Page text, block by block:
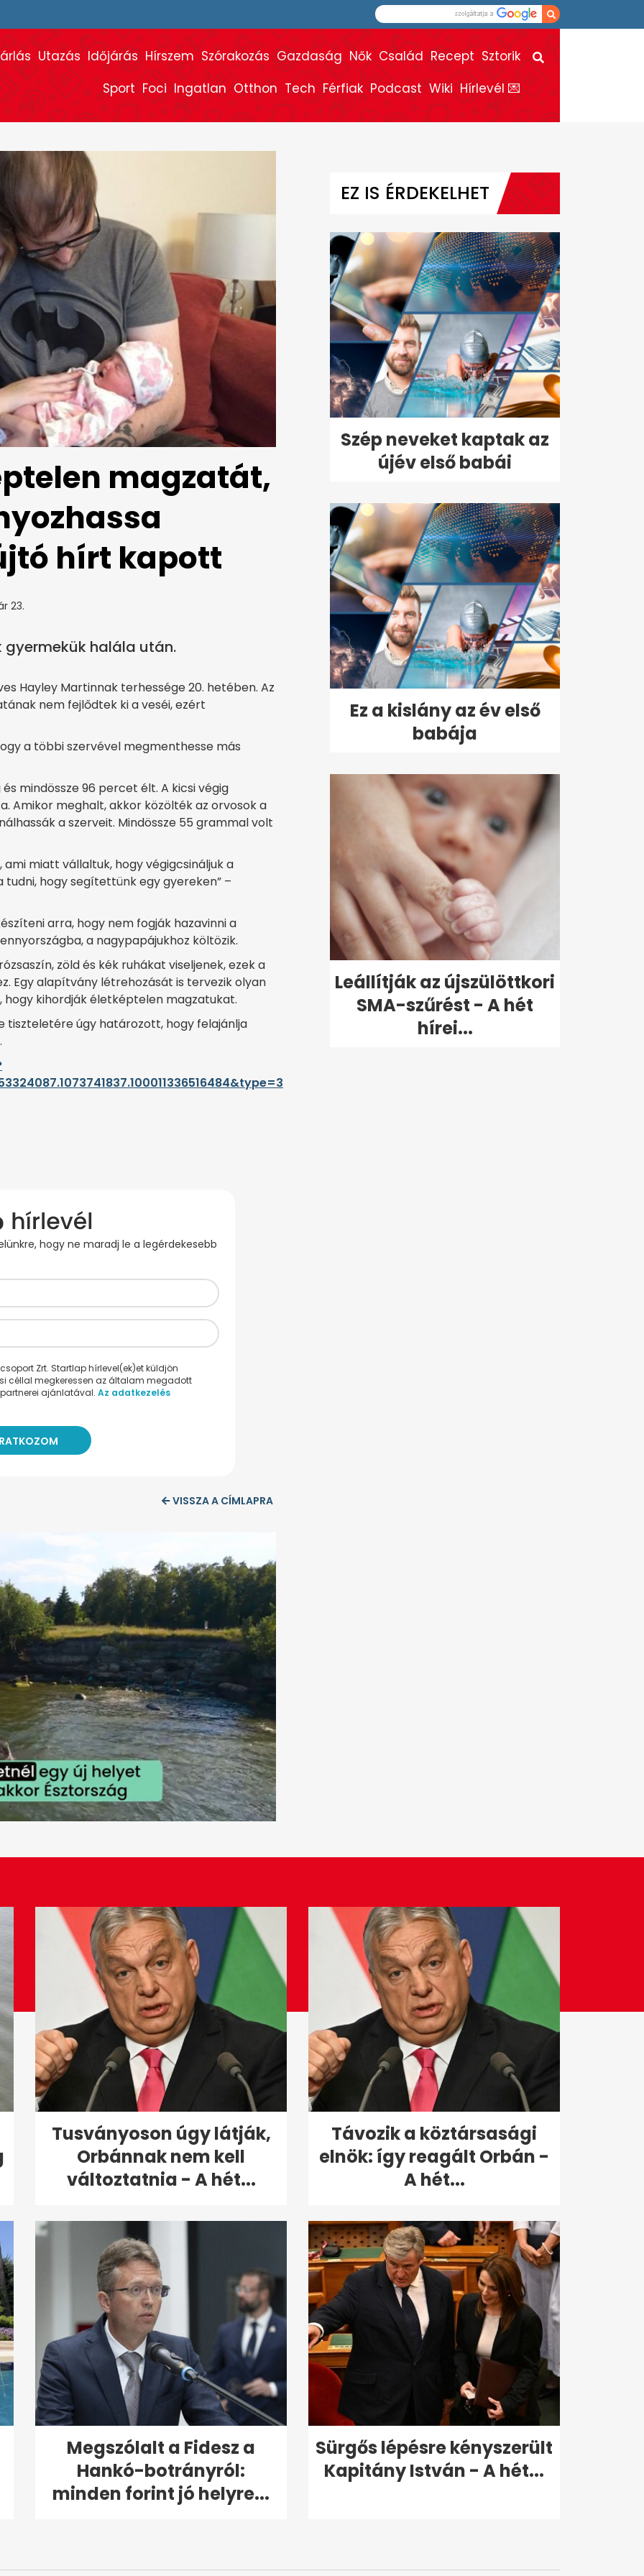
Utazás Időjárás Hírszem Szórakozás Gazdaság Nők Család Recept Sztorik
Sport Foci Ingatlan Otthon Tech Férfiak Podcast Wiki Hírlevél 💌
magzatát,
hírt kapott
23.
halála után.
Hayley Martinnak terhessége 20. hetében. Az
nem fejlődtek ki a veséi, ezért
a többi szervével megmenthesse más
mindössze 96 percet élt. A kicsi végig
Amikor meghalt, akkor közölték az orvosok a
a szerveit. Mindössze 55 grammal volt
miatt vállaltuk, hogy végigcsináljuk a
hogy segítettünk egy gyereken” –
arra, hogy nem fogják hazavinni a
a nagypapájukhoz költözik.
zöld és kék ruhákat viseljenek, ezek a
Egy alapítvány létrehozását is tervezik olyan
hogy kihordják életképtelen magzatukat.
tiszteletére úgy határozott, hogy felajánlja
hogy ne maradj le a legérdekesebb
Zrt. Startlap hírlevel(ek)et küldjön
céllal megkeressen az általam megadott
ajánlatával. Az adatkezelés
VISSZA A CÍMLAPRA
EZ IS ÉRDEKELHET
Szép neveket kaptak az
újév első babái
Ez a kislány az év első
babája
Leállítják az újszülöttkori
SMA-szűrést - A hét
hírei...
Tusványoson úgy látják,
Orbánnak nem kell
változtatnia - A hét...
Távozik a köztársasági
elnök: így reagált Orbán -
A hét...
Megszólalt a Fidesz a
Hankó-botrányról:
minden forint jó helyre...
Sürgős lépésre kényszerült
Kapitány István - A hét...